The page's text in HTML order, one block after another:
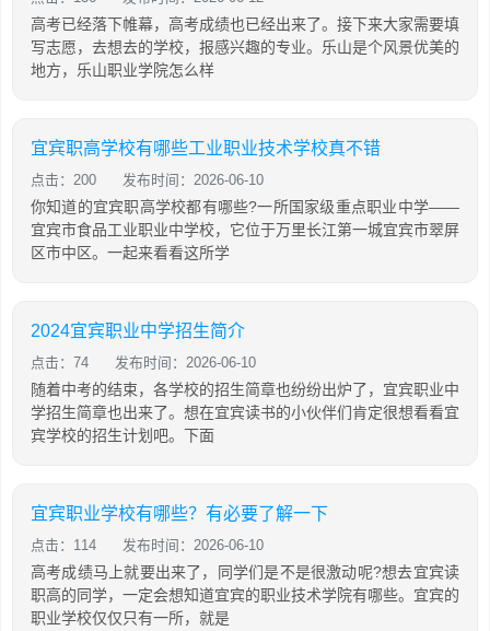
高考已经落下帷幕，高考成绩也已经出来了。接下来大家需要填
写志愿，去想去的学校，报感兴趣的专业。乐山是个风景优美的
地方，乐山职业学院怎么样
宜宾职高学校有哪些工业职业技术学校真不错
点击：200 发布时间：2026-06-10
你知道的宜宾职高学校都有哪些?一所国家级重点职业中学——
宜宾市食品工业职业中学校，它位于万里长江第一城宜宾市翠屏
区市中区。一起来看看这所学
2024宜宾职业中学招生简介
点击：74 发布时间：2026-06-10
随着中考的结束，各学校的招生简章也纷纷出炉了，宜宾职业中
学招生简章也出来了。想在宜宾读书的小伙伴们肯定很想看看宜
宾学校的招生计划吧。下面
宜宾职业学校有哪些？有必要了解一下
点击：114 发布时间：2026-06-10
高考成绩马上就要出来了，同学们是不是很激动呢?想去宜宾读
职高的同学，一定会想知道宜宾的职业技术学院有哪些。宜宾的
职业学校仅仅只有一所，就是